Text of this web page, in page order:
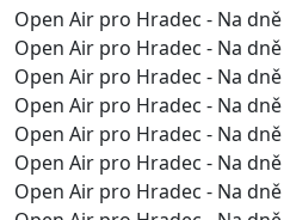
Open Air pro Hradec - Na
Open Air pro Hradec - Na
Open Air pro Hradec - Na
Open Air pro Hradec - Na
Open Air pro Hradec - Na
Open Air pro Hradec - Na
Open Air pro Hradec - Na